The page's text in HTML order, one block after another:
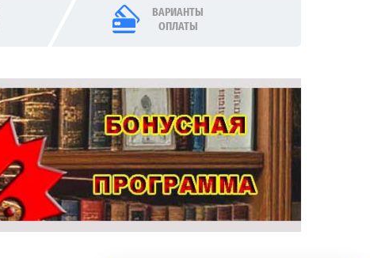
ВАРИАНТЫ
ОПЛАТЫ